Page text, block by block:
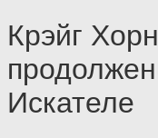
Крэйг
Искателе